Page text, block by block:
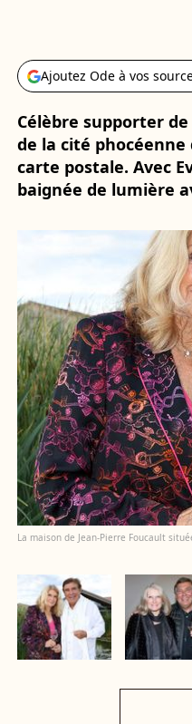
Ajoutez Ode à vos
Célèbre supporter
de la cité
carte postale. Avec
baignée de lumière
La maison de Jean-Pierre Foucault